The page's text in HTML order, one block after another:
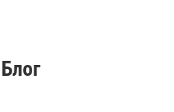
Блог